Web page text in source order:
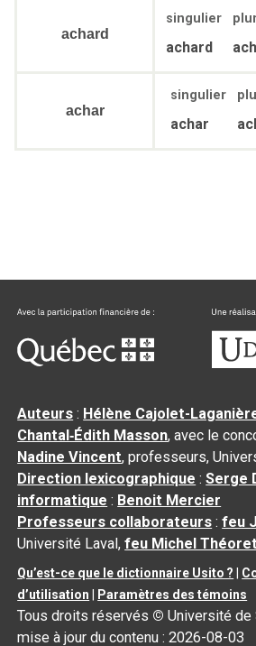
achard
singulier
achard
achar
singulier
achar
Auteurs : Hélène Cajolet-
Chantal‑Édith Masson, avec le
Nadine Vincent, professeurs,
Direction lexicographique :Serge
informatique : Benoit Mercier
Professeurs collaborateurs :feu
Université Laval,feu Michel
Qu’est-ce que le dictionnaire Usito ?
d’utilisation
Paramètres des témoins
Tous droits réservés © Université
mise à jour du contenu :2026-08-03